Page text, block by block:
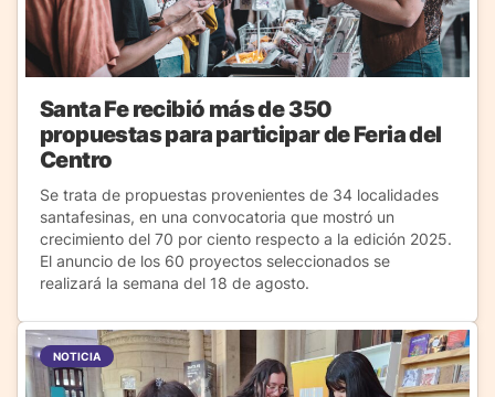
Santa Fe recibió más de 350
propuestas para participar de Feria del
Centro
Se trata de propuestas provenientes de 34 localidades
santafesinas, en una convocatoria que mostró un
crecimiento del 70 por ciento respecto a la edición 2025.
El anuncio de los 60 proyectos seleccionados se
realizará la semana del 18 de agosto.
NOTICIA